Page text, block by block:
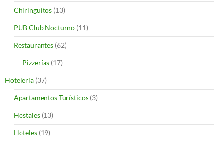
Chiringuitos (13)
PUB Club Nocturno (11)
Restaurantes (62)
Pizzerías (17)
Hotelería (37)
Apartamentos Turísticos (3)
Hostales (13)
Hoteles (19)